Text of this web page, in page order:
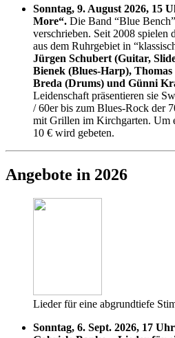
Sonntag, 9. August 2026, 15
More“. Die Band “Blue
verschrieben. Seit 2008
aus dem Ruhrgebiet in
Jürgen Schubert (Guitar,
Bienek (Blues-Harp), Thomas
Breda (Drums) und Günni
Leidenschaft präsentieren sie
/ 60er bis zum Blues-Rock der
mit Grillen im Kirchgarten. Um
10 € wird gebeten.
Angebote in 2026
Lieder für eine abgrundtiefe
Sonntag, 6. Sept. 2026, 17